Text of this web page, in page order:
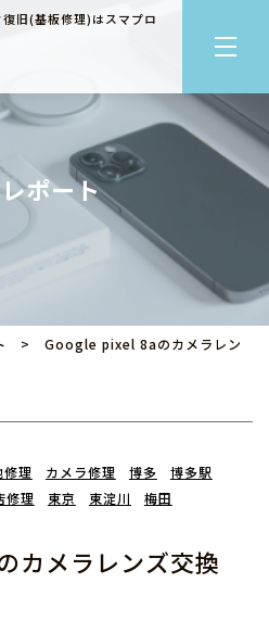
旧(基板修理)はスマプロ
ポート
> Google pixel 8aのカメラレン
修理 カメラ修理 博多
博多駅
修理 東京 東淀川 梅田
メラレンズ交換